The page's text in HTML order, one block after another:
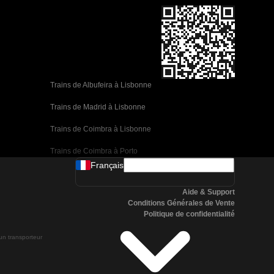
Trains de Albufeira à Lisbonne
Trains de Madrid à Lisbonne
Trains de Coimbra à Lisbonne
Trains de Coimbra à Porto
Trains de Valence à Barcelone
Trains de Malaga à Barcelone
Trains de Malaga à Madrid
Trains de Cordoue à Madrid
transporteur
Français
Aide & Support
Conditions Générales de Vente
Politique de confidentialité